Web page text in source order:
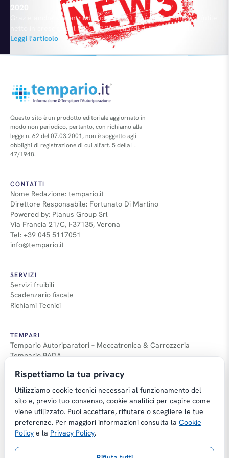
2020
Grazie anche al contributo di un positivo quarto trimestre (utile
netto in crescita del 32% a 2,36 miliardi di Euro, profitti
operativi aumentati del 7% a 2,32 miliardi e ricavi da 29,83
miliardi, il 3% in più), il Presidente Dieter Zetsche ha potuto
annunciare stamane un tutto sommato soddisfacente bilancio
Leggi l'articolo
Questo sito è un prodotto editoriale aggiornato in
modo non periodico, pertanto, con richiamo alla
legge n. 62 del 07.03.2001, non è soggetto agli
obblighi di registrazione di cui all'art. 5 della L.
47/1948.
CONTATTI
Nome Redazione: tempario.it
Direttore Responsabile: Fortunato Di Martino
Powered by: Planus Group Srl
Via Francia 21/C, I-37135, Verona
Tel: +39 045 5117051
info@tempario.it
SERVIZI
Servizi fruibili
Scadenzario fiscale
Richiami Tecnici
TEMPARI
Tempario Autoriparatori – Meccatronica & Carrozzeria
Tempario BADA
Guida Applicazione Tempi
Copyright © Tempario.it | Powered by
Planus Group Srl - P.I. IT03584100238
Rispettiamo la tua privacy
Utilizziamo cookie tecnici necessari al funzionamento del
sito e, previo tuo consenso, cookie analitici per capire come
viene utilizzato. Puoi accettare, rifiutare o scegliere le tue
preferenze. Per maggiori informazioni consulta la Cookie
Policy e la Privacy Policy.